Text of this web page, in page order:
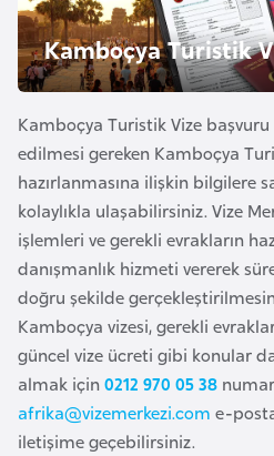
V
i
z
e
İ
ş
l
m
l
e
r
i
Kamboçya Turistik
Kamboçya Turistik Vize
edilmesi gereken Kamboçya
hazırlanmasına ilişkin bilgilere
kolaylıkla ulaşabilirsiniz. Vize
işlemleri ve gerekli evrakların
danışmanlık hizmeti vererek
doğru şekilde
Kamboçya vizesi, gerekli
güncel vize ücreti gibi konular
almak için0212 970 05 38
afrika@vizemerkezi.com e-
iletişime geçebilirsiniz.
A
v
u
t
u
r
y
a
A
z
e
r
b